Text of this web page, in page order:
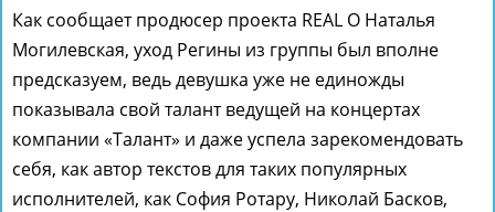
Как сообщает продюсер проекта REAL О Наталья
Могилевская, уход Регины из группы был вполне
предсказуем, ведь девушка уже не единожды
показывала свой талант ведущей на концертах
компании «Талант» и даже успела зарекомендовать
себя, как автор текстов для таких популярных
исполнителей, как София Ротару, Николай Басков,